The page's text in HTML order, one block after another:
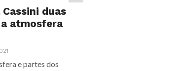
duas
atmosfera
e partes dos